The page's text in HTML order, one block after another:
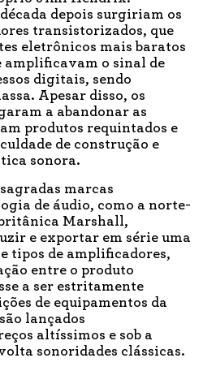
depois surgiriam os
transistorizados, que
eletrônicos mais baratos
o sinal de
digitais, sendo
Apesar disso, os
a abandonar as
produtos requintados e
de construção e
sonora.
marcas
de áudio, como a norte-
Marshall,
e exportar em série uma
tipos de amplificadores,
entre o produto
a ser estritamente
de equipamentos da
lançados
altíssimos e sob a
sonoridades clássicas.